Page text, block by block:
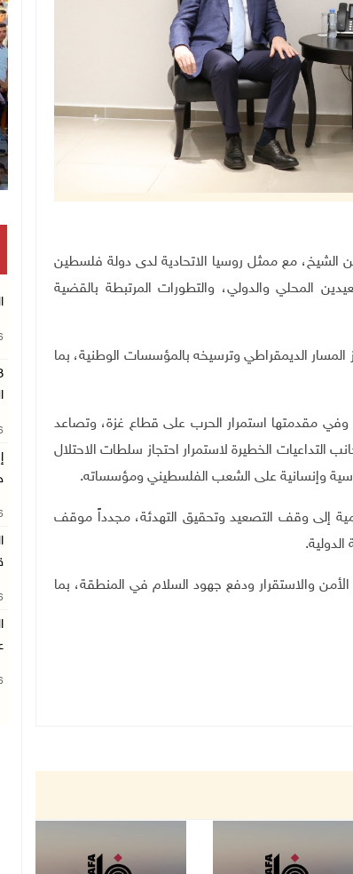
حسين الشيخ، مع ممثل روسيا الاتحادية لدى دولة فلسطين
المحلي والدولي، والتطورات المرتبطة بالقضية
الديمقراطي وترسيخه بالمؤسسات الوطنية، بما
وفي مقدمتها استمرار الحرب على قطاع غزة، وتصاعد
التداعيات الخطيرة لاستمرار احتجاز سلطات الاحتلال
وإنسانية على الشعب الفلسطيني ومؤسساته.
إلى وقف التصعيد وتحقيق التهدئة، مجدداً موقف
والاستقرار ودفع جهود السلام في المنطقة، بما
انتشال رفات شهيد مجهول الهوية بخان